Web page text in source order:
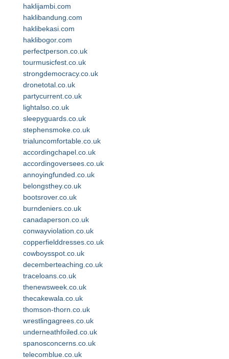
haklijambi.com
haklibandung.com
haklibekasi.com
haklibogor.com
perfectperson.co.uk
tourmusicfest.co.uk
strongdemocracy.co.uk
dronetotal.co.uk
partycurrent.co.uk
lightalso.co.uk
sleepyguards.co.uk
stephensmoke.co.uk
trialuncomfortable.co.uk
accordingchapel.co.uk
accordingoversees.co.uk
annoyingfunded.co.uk
belongsthey.co.uk
bootsrover.co.uk
burndeniers.co.uk
canadaperson.co.uk
conwayviolation.co.uk
copperfielddresses.co.uk
cowboysspot.co.uk
decemberteaching.co.uk
traceloans.co.uk
thenewsweek.co.uk
thecakewala.co.uk
thomson-thorn.co.uk
wrestlingagrees.co.uk
underneathfoiled.co.uk
spanosconcerns.co.uk
telecomblue.co.uk